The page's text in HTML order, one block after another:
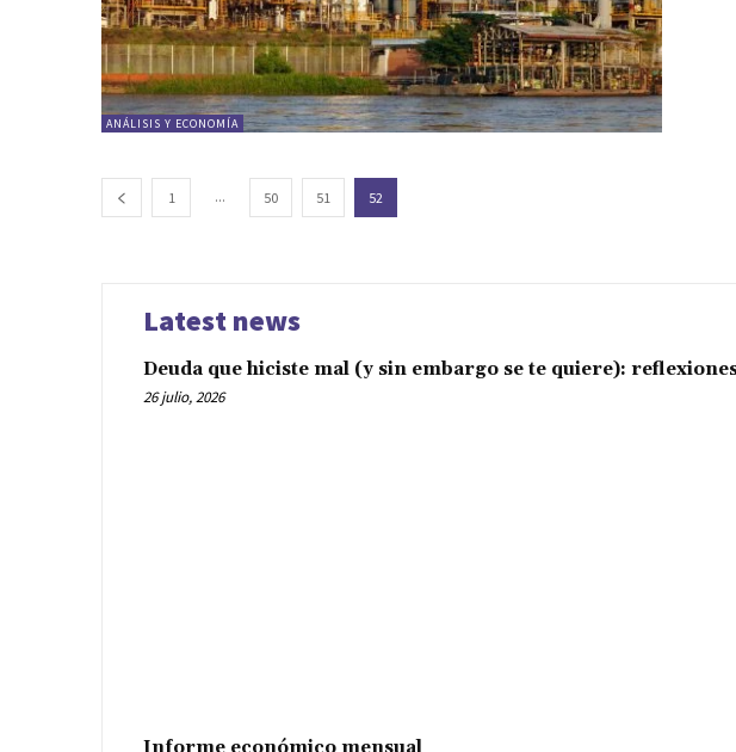
ANÁLISIS Y ECONOMÍA
1 ... 50 51 52
Latest news
Deuda que hiciste mal (y sin embargo se te quiere):
26 julio, 2026